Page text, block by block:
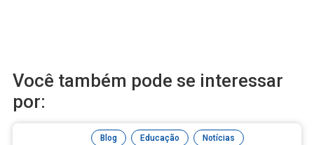
Você também pode se interessar
por:
Blog , Educação , Notícias